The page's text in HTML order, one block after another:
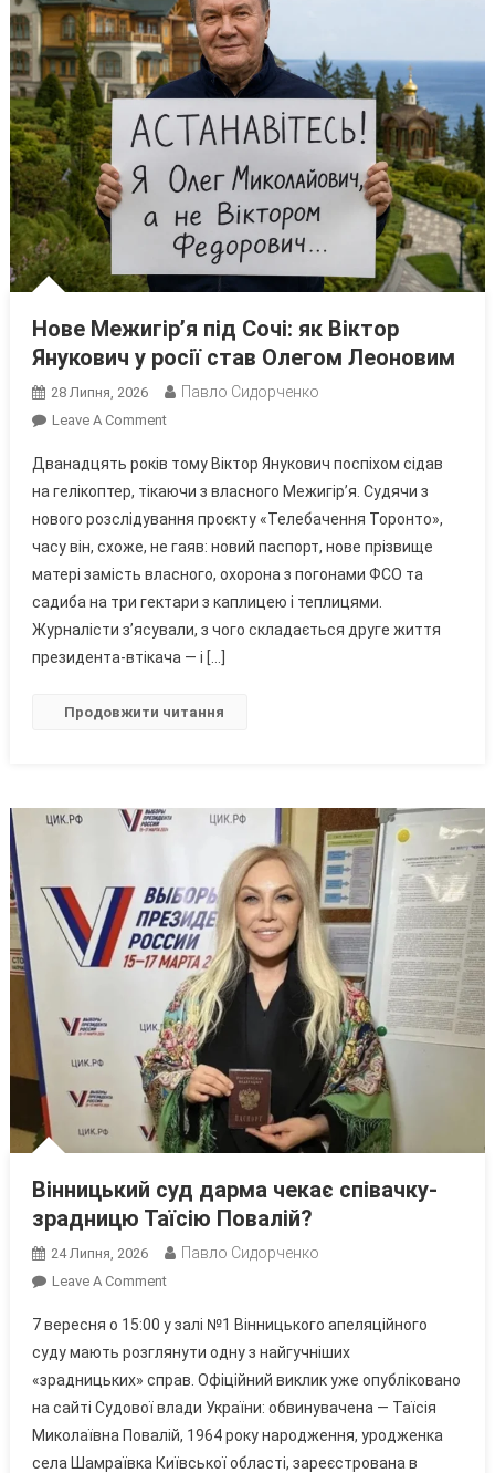
Нове Межигір’я під Сочі: як Віктор
Янукович у росії став Олегом Леоновим
28 Липня, 2026 Павло Сидорченко
Leave A CommentOn
Межигір’я
Під
Сочі:
Як
Віктор
Янукович
У
Дванадцять років тому Віктор Янукович поспіхом сідав
на гелікоптер, тікаючи з власного Межигір’я. Судячи з
нового розслідування проєкту «Телебачення Торонто»,
часу він, схоже, не гаяв: новий паспорт, нове прізвище
матері замість власного, охорона з погонами ФСО та
садиба на три гектари з каплицею і теплицями.
Журналісти з’ясували, з чого складається друге життя
президента-втікача — і […]
Продовжити читання
Вінницький суд дарма чекає співачку-
зрадницю Таїсію Повалій?
24 Липня, 2026 Павло Сидорченко
Leave A CommentOn
Суд
Дарма
Чекає
Співачку-
Зрадницю
Таїсію
7 вересня о 15:00 у залі №1 Вінницького апеляційного
суду мають розглянути одну з найгучніших
«зрадницьких» справ. Офіційний виклик уже опубліковано
на сайті Судової влади України: обвинувачена — Таїсія
Миколаївна Повалій, 1964 року народження, уродженка
села Шамраївка Київської області, зареєстрована в